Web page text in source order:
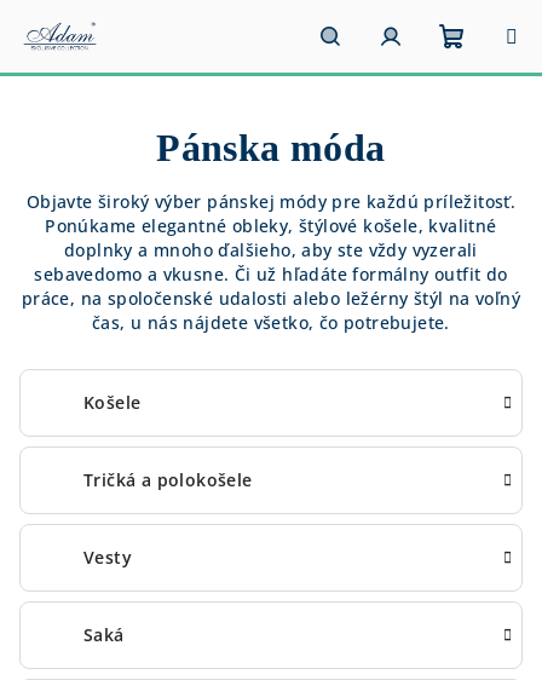
obsah
HľadaťPrihlásenie
Pánska móda
Objavte široký výber pánskej módy pre každú príležitosť.
Ponúkame elegantné obleky, štýlové košele, kvalitné
doplnky a mnoho ďalšieho, aby ste vždy vyzerali
sebavedomo a vkusne. Či už hľadáte formálny outfit do
práce, na spoločenské udalosti alebo ležérny štýl na voľný
čas, u nás nájdete všetko, čo potrebujete.
Košele
Tričká a polokošele
Vesty
Saká